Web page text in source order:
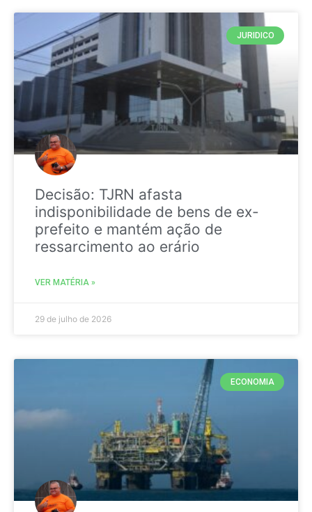
JURIDICO
Decisão: TJRN afasta
indisponibilidade de bens de ex-
prefeito e mantém ação de
ressarcimento ao erário
VER MATÉRIA »
29 de julho de 2026
ECONOMIA